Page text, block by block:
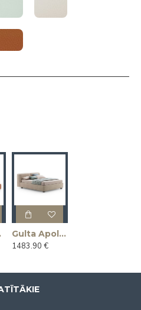
Gulta Apollo (Divguļama) (Ražota Itālijā)
1483.90 €